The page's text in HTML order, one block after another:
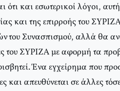
ότι και εσωτερικοί λόγοι,
και της επιρροής του
του Συνασπισμού, αλλά θα
του ΣΥΡΙΖΑ με αφορμή τα
Ένα εγχείρημα που
απευθύνεται σε άλλες